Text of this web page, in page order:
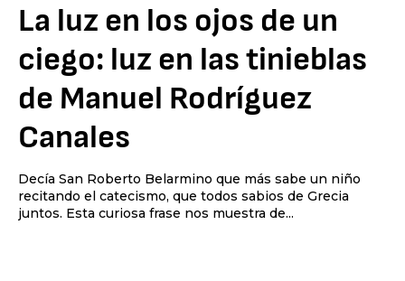
La luz en los ojos de un
ciego: luz en las tinieblas
de Manuel Rodríguez
Canales
Decía San Roberto Belarmino que más sabe un niño
recitando el catecismo, que todos sabios de Grecia
juntos. Esta curiosa frase nos muestra de...